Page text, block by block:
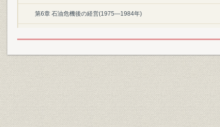
第6章 石油危機後の経営(1975―1984年)
第8章 競争の激化と事業の再構築(1997―2010年)
終章 京阪電鉄の100年
テーマ史
1.渋沢栄一と京阪電鉄